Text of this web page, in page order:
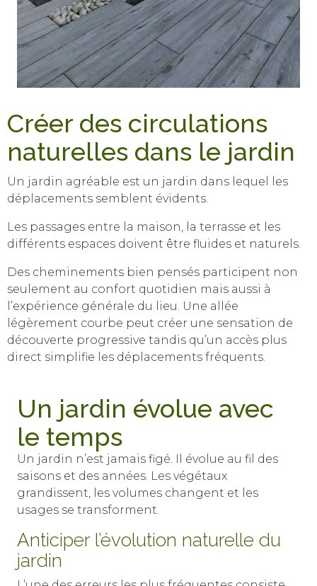
Créer des circulations
naturelles dans le jardin
Un jardin agréable est un jardin dans lequel les
déplacements semblent évidents.
Les passages entre la maison, la terrasse et les
différents espaces doivent être fluides et naturels.
Des cheminements bien pensés participent non
seulement au confort quotidien mais aussi à
l’expérience générale du lieu. Une allée
légèrement courbe peut créer une sensation de
découverte progressive tandis qu’un accès plus
direct simplifie les déplacements fréquents.
Un jardin évolue avec
le temps
Un jardin n’est jamais figé. Il évolue au fil des
saisons et des années. Les végétaux
grandissent, les volumes changent et les
usages se transforment.
Anticiper l’évolution naturelle du
jardin